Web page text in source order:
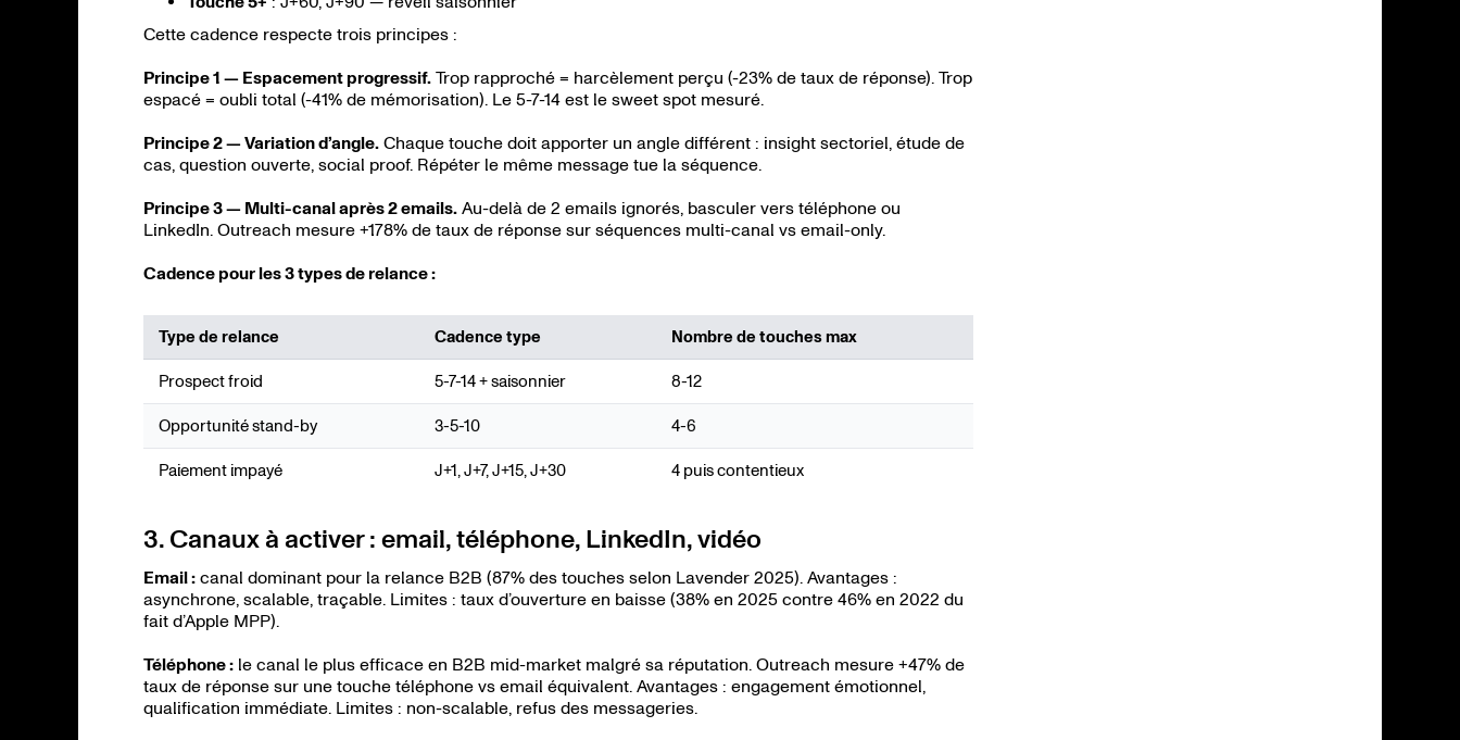
Cette cadence respecte trois principes :
Principe 1 — Espacement progressif. Trop rapproché = harcèlement perçu (-23% de taux de réponse). Trop
espacé = oubli total (-41% de mémorisation). Le 5-7-14 est le sweet spot mesuré.
Principe 2 — Variation d’angle. Chaque touche doit apporter un angle différent : insight sectoriel, étude de
cas, question ouverte, social proof. Répéter le même message tue la séquence.
Principe 3 — Multi-canal après 2 emails. Au-delà de 2 emails ignorés, basculer vers téléphone ou
LinkedIn. Outreach mesure +178% de taux de réponse sur séquences multi-canal vs email-only.
Cadence pour les 3 types de relance :
Type de relance Cadence type Nombre de touches max
Prospect froid 5-7-14 + saisonnier 8-12
Opportunité stand-by 3-5-10 4-6
Paiement impayé J+1, J+7, J+15, J+30 4 puis contentieux
3. Canaux à activer : email, téléphone, LinkedIn, vidéo
Email : canal dominant pour la relance B2B (87% des touches selon Lavender 2025). Avantages :
asynchrone, scalable, traçable. Limites : taux d’ouverture en baisse (38% en 2025 contre 46% en 2022 du
fait d’Apple MPP).
Téléphone : le canal le plus efficace en B2B mid-market malgré sa réputation. Outreach mesure +47% de
taux de réponse sur une touche téléphone vs email équivalent. Avantages : engagement émotionnel,
qualification immédiate. Limites : non-scalable, refus des messageries.